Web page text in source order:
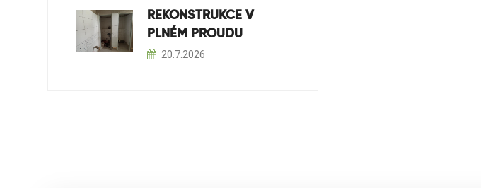
REKONSTRUKCE V
PLNÉM PROUDU
20.7.2026